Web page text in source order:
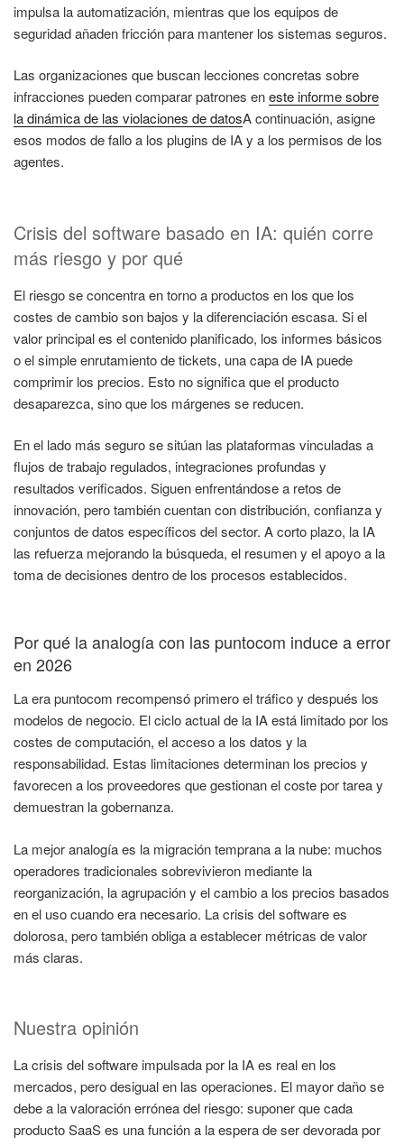
impulsa la automatización, mientras que los equipos de
seguridad añaden fricción para mantener los sistemas seguros.
Las organizaciones que buscan lecciones concretas sobre
infracciones pueden comparar patrones eneste informe sobre
la dinámica de las violaciones de datosA continuación, asigne
esos modos de fallo a los plugins de IA y a los permisos de los
agentes.
Crisis del software basado en IA: quién corre
más riesgo y por qué
El riesgo se concentra en torno a productos en los que los
costes de cambio son bajos y la diferenciación escasa. Si el
valor principal es el contenido planificado, los informes básicos
o el simple enrutamiento de tickets, una capa de IA puede
comprimir los precios. Esto no significa que el producto
desaparezca, sino que los márgenes se reducen.
En el lado más seguro se sitúan las plataformas vinculadas a
flujos de trabajo regulados, integraciones profundas y
resultados verificados. Siguen enfrentándose a retos de
innovación, pero también cuentan con distribución, confianza y
conjuntos de datos específicos del sector. A corto plazo, la IA
las refuerza mejorando la búsqueda, el resumen y el apoyo a la
toma de decisiones dentro de los procesos establecidos.
Por qué la analogía con las puntocom induce a error
en 2026
La era puntocom recompensó primero el tráfico y después los
modelos de negocio. El ciclo actual de la IA está limitado por los
costes de computación, el acceso a los datos y la
responsabilidad. Estas limitaciones determinan los precios y
favorecen a los proveedores que gestionan el coste por tarea y
demuestran la gobernanza.
La mejor analogía es la migración temprana a la nube: muchos
operadores tradicionales sobrevivieron mediante la
reorganización, la agrupación y el cambio a los precios basados
en el uso cuando era necesario. La crisis del software es
dolorosa, pero también obliga a establecer métricas de valor
más claras.
Nuestra opinión
La crisis del software impulsada por la IA es real en los
mercados, pero desigual en las operaciones. El mayor daño se
debe a la valoración errónea del riesgo: suponer que cada
producto SaaS es una función a la espera de ser devorada por